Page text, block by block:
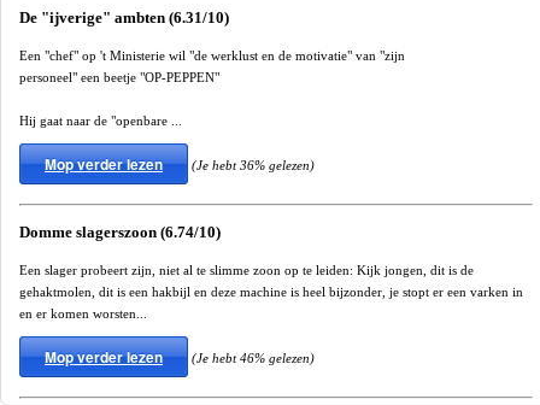
De "ijverige" ambten (6.31/10)
Een "chef" op 't Ministerie wil "de werklust en de motivatie" van "zijn
personeel" een beetje "OP-PEPPEN"
Hij gaat naar de "openbare ...
Mop verder lezen (Je hebt 36% gelezen)
Domme slagerszoon (6.74/10)
Een slager probeert zijn, niet al te slimme zoon op te leiden: Kijk jongen, dit is de
gehaktmolen, dit is een hakbijl en deze machine is heel bijzonder, je stopt er een varken in
en er komen worsten...
Mop verder lezen (Je hebt 46% gelezen)